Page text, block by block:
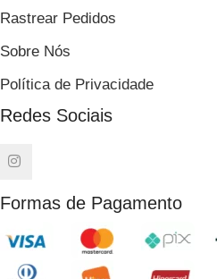
Rastrear Pedidos
Sobre Nós
Política de Privacidade
Redes Sociais
Formas de Pagamento